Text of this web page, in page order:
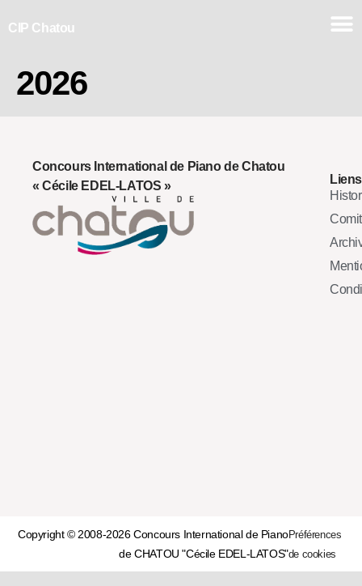
CIP Chatou
2026
Concours International de Piano de Chatou
« Cécile EDEL-LATOS »
Copyright © 2008-2026 Concours International de Piano
de CHATOU "Cécile EDEL-LATOS"
Préférences
de cookies